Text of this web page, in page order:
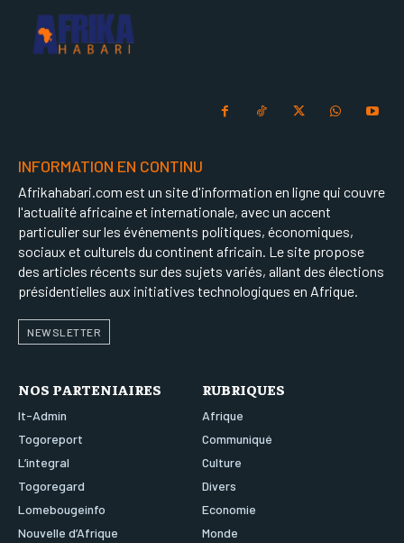
INFORMATION EN CONTINU
Afrikahabari.com est un site d'information en ligne qui couvre
l'actualité africaine et internationale, avec un accent
particulier sur les événements politiques, économiques,
sociaux et culturels du continent africain. Le site propose
des articles récents sur des sujets variés, allant des élections
présidentielles aux initiatives technologiques en Afrique.
NEWSLETTER
NOS PARTENIAIRES
It-Admin
Togoreport
L’integral
Togoregard
Lomebougeinfo
Nouvelle d’Afrique
RUBRIQUES
Afrique
Communiqué
Culture
Divers
Economie
Monde